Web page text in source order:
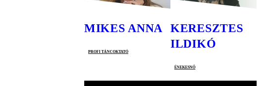
MIKES ANNA
profi táncoktató
KERESZTES
ILDIKÓ
énekesnő